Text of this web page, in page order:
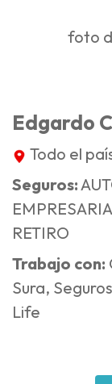
Edgardo
Todo el
Seguros:
RETIRO
Trabajo con:
Sura,
Life